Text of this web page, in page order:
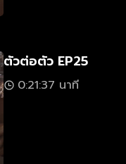
ตัวต่อตัว EP25
0:21:37 นาที